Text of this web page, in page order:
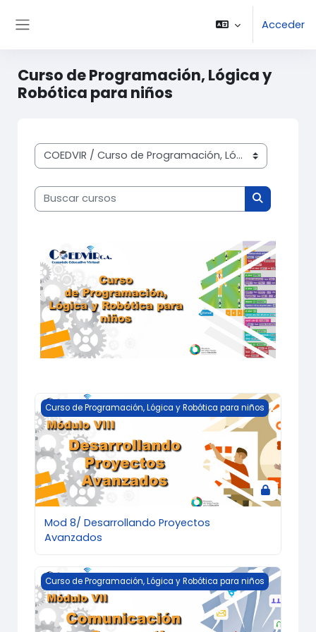
Acceder
Curso de Programación, Lógica y
Robótica para niños
Categorías
Buscar cursos
Buscar
Mod 8/ Desarrollando Proyectos Avanzados
Curso de Programación, Lógica y Robótica para niños
Mod 8/ Desarrollando Proyectos
Avanzados
Mod 7/ Comunicación y Compartir Proyectos
Curso de Programación, Lógica y Robótica para niños